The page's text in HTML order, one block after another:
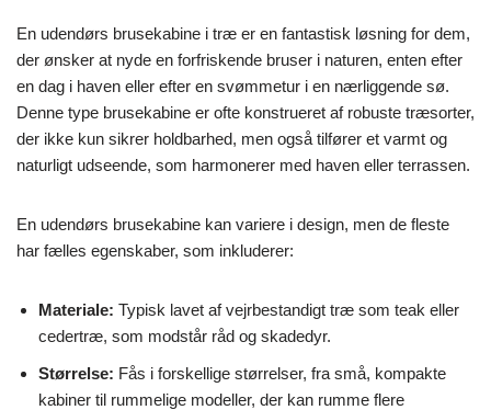
En udendørs brusekabine i træ er en fantastisk løsning for dem,
der ønsker at nyde en forfriskende bruser i naturen, enten efter
en dag i haven eller efter en svømmetur i en nærliggende sø.
Denne type brusekabine er ofte konstrueret af robuste træsorter,
der ikke kun sikrer holdbarhed, men også tilfører et varmt og
naturligt udseende, som harmonerer med haven eller terrassen.
En udendørs brusekabine kan variere i design, men de fleste
har fælles egenskaber, som inkluderer:
Materiale: Typisk lavet af vejrbestandigt træ som teak eller
cedertræ, som modstår råd og skadedyr.
Størrelse: Fås i forskellige størrelser, fra små, kompakte
kabiner til rummelige modeller, der kan rumme flere